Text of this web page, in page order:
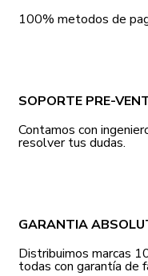
100% metodos de
SOPORTE PRE-
Contamos con
resolver tus dudas.
GARANTIA
Distribuimos marcas
todas con garantía de